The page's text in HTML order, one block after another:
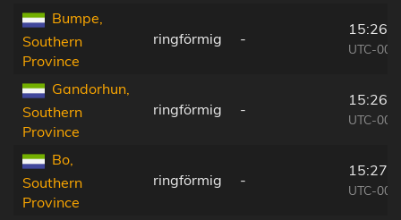
Bumpe,
Southern
Province
ringförmig -
UTC-
Gandorhun,
Southern
Province
ringförmig -
UTC-
Bo,
Southern
Province
ringförmig -
UTC-